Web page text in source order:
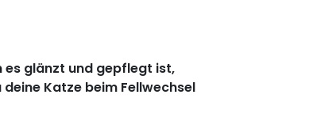
es glänzt und gepflegt ist,
Katze beim Fellwechsel